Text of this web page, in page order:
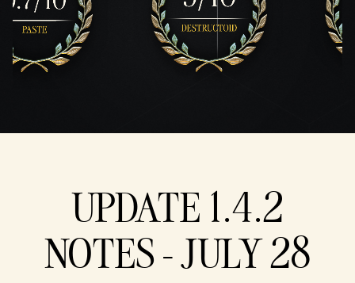
UPDATE 1.4.2
NOTES - JULY 28